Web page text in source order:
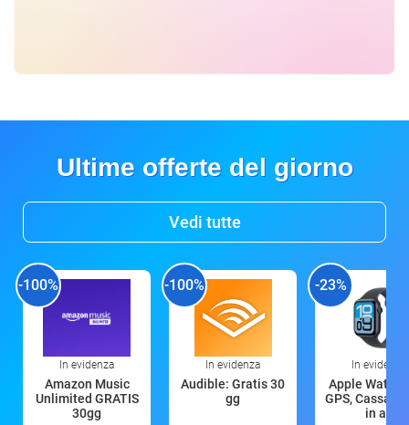
Ultime offerte del giorno
Vedi tutte
-100%
In evidenza
Amazon Music
Unlimited GRATIS
30gg
-100%
In evidenza
Audible: Gratis 30
gg
-23%
In evidenza
Apple Watch
GPS, Cassa
in all